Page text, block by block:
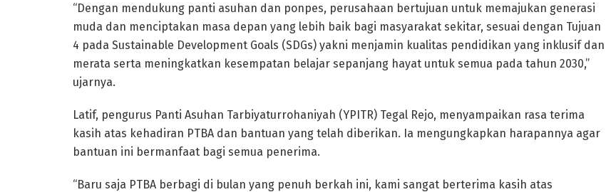
“Dengan mendukung panti asuhan dan ponpes, perusahaan bertujuan untuk memajukan generasi
muda dan menciptakan masa depan yang lebih baik bagi masyarakat sekitar, sesuai dengan Tujuan
4 pada Sustainable Development Goals (SDGs) yakni menjamin kualitas pendidikan yang inklusif dan
merata serta meningkatkan kesempatan belajar sepanjang hayat untuk semua pada tahun 2030,”
ujarnya.
Latif, pengurus Panti Asuhan Tarbiyaturrohaniyah (YPITR) Tegal Rejo, menyampaikan rasa terima
kasih atas kehadiran PTBA dan bantuan yang telah diberikan. Ia mengungkapkan harapannya agar
bantuan ini bermanfaat bagi semua penerima.
“Baru saja PTBA berbagi di bulan yang penuh berkah ini, kami sangat berterima kasih atas